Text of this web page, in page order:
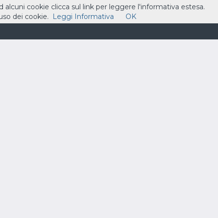
ASSISTENZA CONTATTI CARRELLO
cookie clicca sul link per leggere l'informativa estesa.
dei cookie.
Leggi Informativa OK